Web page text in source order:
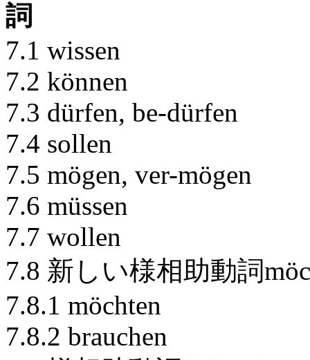
詞
7.1 wissen
7.2 können
7.3 dürfen, be-dürfen
7.4 sollen
7.5 mögen, ver-mögen
7.6 müssen
7.7 wollen
7.8 新しい様相助動詞
7.8.1 möchten
7.8.2 brauchen